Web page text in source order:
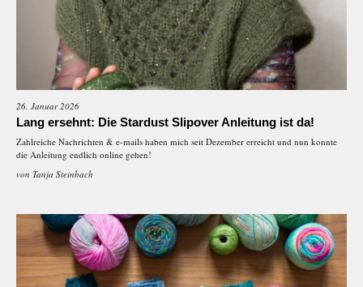
26. Januar 2026
Lang ersehnt: Die Stardust Slipover Anleitung ist da!
Zahlreiche Nachrichten & e-mails haben mich seit Dezember erreicht und nun konnte
die Anleitung endlich online gehen!
von Tanja Steinbach